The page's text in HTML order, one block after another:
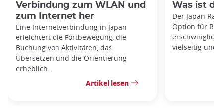
Verbindung zum WLAN und
zum Internet her
Eine Internetverbindung in Japan
erleichtert die Fortbewegung, die
Buchung von Aktivitäten, das
Übersetzen und die Orientierung
erheblich.
Artikel lesen
Was ist
Der Japan
Option für
vielseitig und